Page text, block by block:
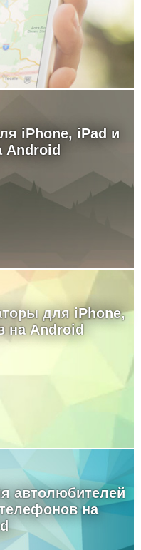
iPhone, iPad и
Android
для iPhone,
на Android
автолюбителей
на